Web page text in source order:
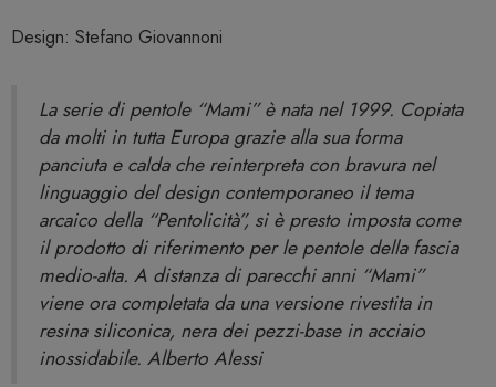
Design: Stefano Giovannoni
La serie di pentole “Mami” è nata nel 1999. Copiata
da molti in tutta Europa grazie alla sua forma
panciuta e calda che reinterpreta con bravura nel
linguaggio del design contemporaneo il tema
arcaico della “Pentolicità”, si è presto imposta come
il prodotto di riferimento per le pentole della fascia
medio-alta. A distanza di parecchi anni “Mami”
viene ora completata da una versione rivestita in
resina siliconica, nera dei pezzi-base in acciaio
inossidabile. Alberto Alessi